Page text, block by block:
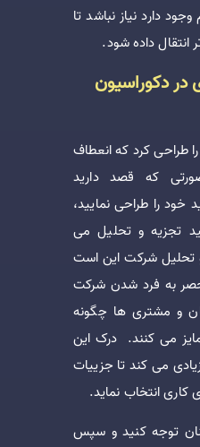
دارد نیاز نباشد تا
داده شود.
در دکوراسیون
طراحی کرد که انعطاف
که قصد دارید
خود را طراحی نمایید،
تجزیه و تحلیل می
تحلیل شرکت این است
به فرد شدن شرکت
و مشتری ها چگونه
می کنند. درک این
می کند تا جزییات
کاری انتخاب نماید.
توجه کنید و سپس